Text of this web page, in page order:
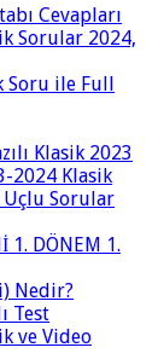
Cevapları
Sorular 2024,
Soru ile Full
Klasik 2023
2024 Klasik
Uçlu Sorular
1. DÖNEM 1.
Nedir?
Test
ve Video